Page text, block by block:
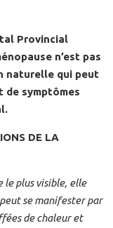
Provincial
n’est pas
naturelle qui peut
de symptômes
DE LA
le plus visible, elle
se manifester par
de chaleur et